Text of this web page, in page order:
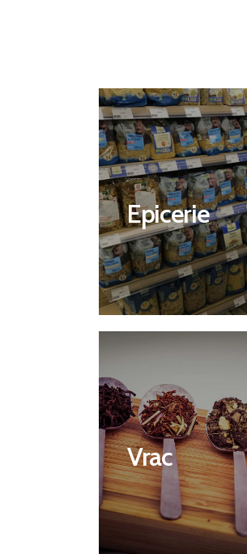
Epicerie
Epicerie
Découvrir
Vrac
Vrac
Découvrir